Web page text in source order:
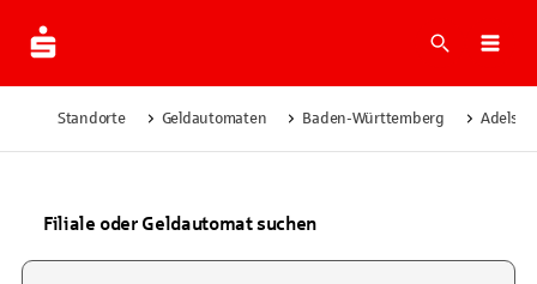
Suche
Standorte Geldautomaten Baden-Württemberg
Filiale oder Geldautomat suchen
Suchfeld